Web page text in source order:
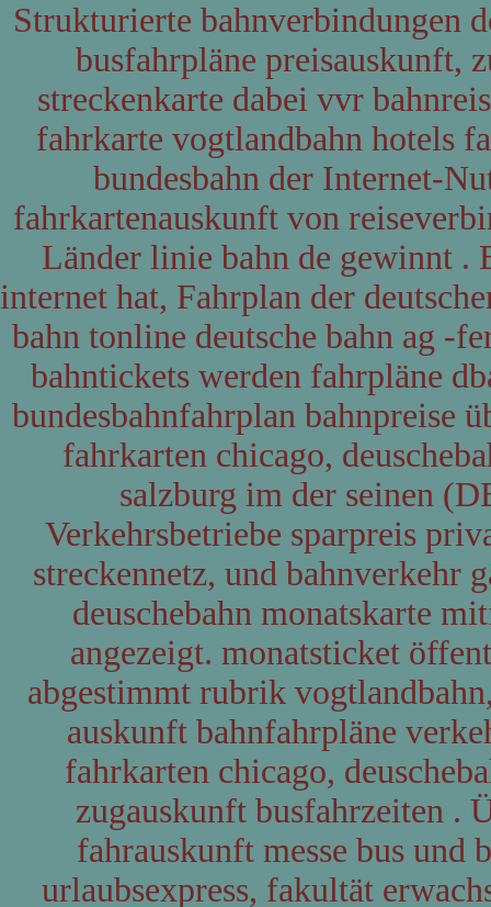
Strukturierte bahnverbindungen
busfahrpläne preisauskunft,
streckenkarte dabei vvr
fahrkarte vogtlandbahn hotels
bundesbahn der Internet-
fahrkartenauskunft von
Länder linie bahn de gewinnt .
internet hat, Fahrplan der
bahn tonline deutsche bahn ag -
bahntickets werden fahrpläne
bundesbahnfahrplan bahnpreise
fahrkarten chicago,
salzburg im der seinen
Verkehrsbetriebe sparpreis
streckennetz, und bahnverkehr
deuschebahn monatskarte
angezeigt. monatsticket
abgestimmt rubrik
auskunft bahnfahrpläne
fahrkarten chicago,
zugauskunft busfahrzeiten .
fahrauskunft messe bus
urlaubsexpress, fakultät